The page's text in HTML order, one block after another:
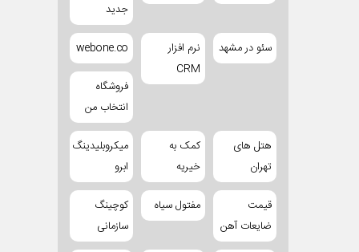
جدید
سئو در مشهد
نرم افزار
CRM
webone.co
فروشگاه
انتخاب من
هتل های
تهران
کمک به
خیریه
میکروبلیدینگ
ابرو
قیمت
ضایعات آهن
مفتول سیاه
کوچینگ
سازمانی